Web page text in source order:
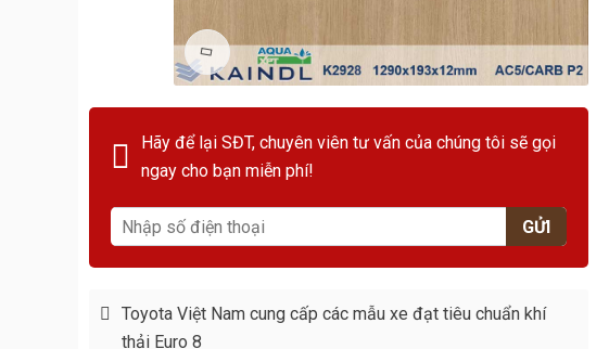
Hãy để lại SĐT, chuyên viên tư vấn của chúng tôi sẽ gọi
ngay cho bạn miễn phí!
GỬI
Toyota Việt Nam cung cấp các mẫu xe đạt tiêu chuẩn khí
thải Euro 8
“Ngày hội Toyota” tại Hà Nội22 nhằm chung tay xây dựng
văn hóa giao thông an toàn